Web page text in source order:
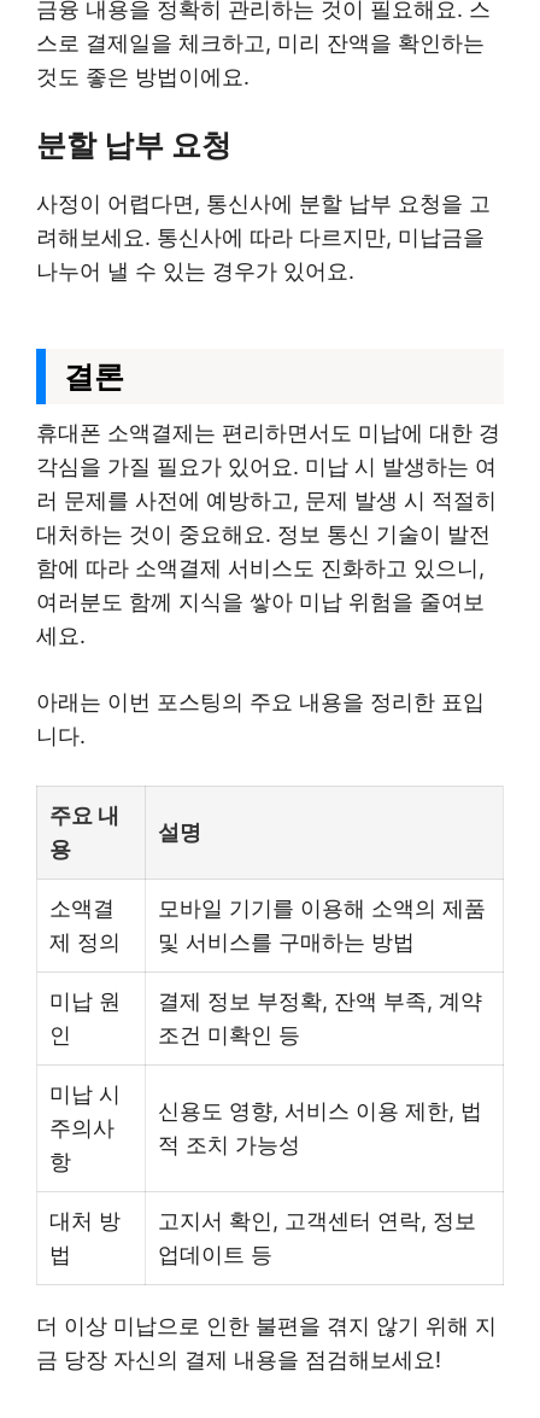
금융 내용을 정확히 관리하는 것이 필요해요. 스
스로 결제일을 체크하고, 미리 잔액을 확인하는
것도 좋은 방법이에요.
분할 납부 요청
사정이 어렵다면, 통신사에 분할 납부 요청을 고
려해보세요. 통신사에 따라 다르지만, 미납금을
나누어 낼 수 있는 경우가 있어요.
결론
휴대폰 소액결제는 편리하면서도 미납에 대한 경
각심을 가질 필요가 있어요. 미납 시 발생하는 여
러 문제를 사전에 예방하고, 문제 발생 시 적절히
대처하는 것이 중요해요. 정보 통신 기술이 발전
함에 따라 소액결제 서비스도 진화하고 있으니,
여러분도 함께 지식을 쌓아 미납 위험을 줄여보
세요.
아래는 이번 포스팅의 주요 내용을 정리한 표입
니다.
주요 내
용
설명
소액결
제 정의
모바일 기기를 이용해 소액의 제품
및 서비스를 구매하는 방법
미납 원
인
결제 정보 부정확, 잔액 부족, 계약
조건 미확인 등
미납 시
주의사
항
신용도 영향, 서비스 이용 제한, 법
적 조치 가능성
대처 방
법
고지서 확인, 고객센터 연락, 정보
업데이트 등
더 이상 미납으로 인한 불편을 겪지 않기 위해 지
금 당장 자신의 결제 내용을 점검해보세요!